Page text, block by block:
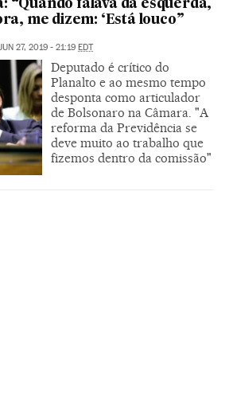
“Quando falava da esquerda,
me dizem: ‘Está louco”
27, 2019 - 21:19 EDT
Deputado é crítico do
Planalto e ao mesmo tempo
desponta como articulador
de Bolsonaro na Câmara. "A
reforma da Previdência se
deve muito ao trabalho que
fizemos dentro da comissão"